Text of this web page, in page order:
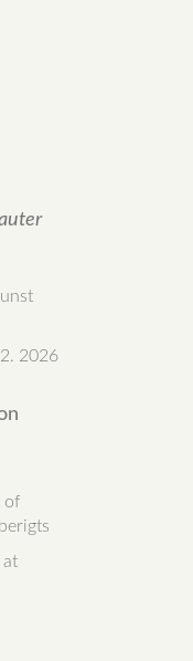
2026
of
at